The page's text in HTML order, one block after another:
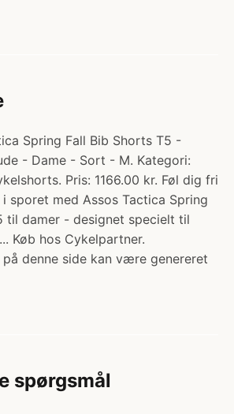
Spring Fall Bib Shorts T5 -
- Dame - Sort - M. Kategori:
Pris: 1166.00 kr. Føl dig fri
sporet med Assos Tactica Spring
til damer - designet specielt til
Køb hos Cykelpartner.
denne side kan være genereret
spørgsmål